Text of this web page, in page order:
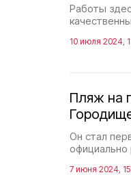
Работы
10 июля 2024,
Пляж на
Он стал
официально
7 июня 2024,